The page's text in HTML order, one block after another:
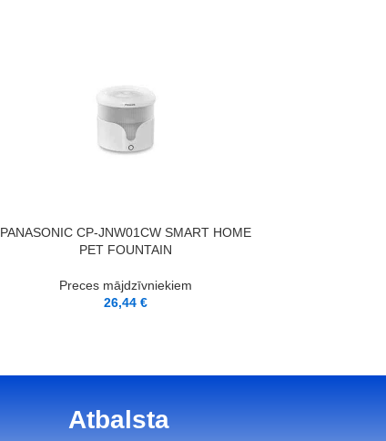
PIEVIENOT GROZAM
PANASONIC CP-JNW01CW SMART HOME
PET FOUNTAIN
Preces mājdzīvniekiem
26,44 €
Atbalsta